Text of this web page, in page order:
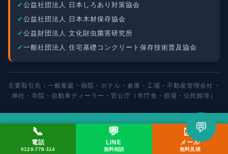
公益社団法人 日本しろあり対策協会
公益社団法人 日本木材保存協会
公益財団法人 文化財虫菌害研究所
一般社団法人 住宅基礎コンクリート保存技術普及協会
主要取引先：一般家庭・病院・ホテル・倉庫・工場・不動産管理会社・
神社・寺院・自動車ディーラー・官公庁（市庁舎・役場・公民館等）
LINEで相談してみる
📞 0120-778-114 ✉️ メール 💬 LINE
📞
電話
0120-778-114
💬
LINE
無料相談
✉️
メール
無料見積
💬